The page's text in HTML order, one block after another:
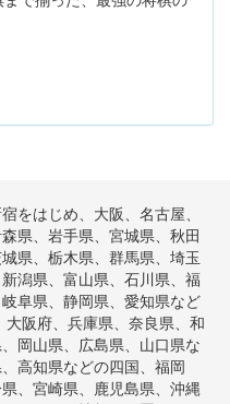
をはじめ、大阪、名古屋、
県、岩手県、宮城県、秋田
県、栃木県、群馬県、埼玉
潟県、富山県、石川県、福
阜県、静岡県、愛知県など
阪府、兵庫県、奈良県、和
岡山県、広島県、山口県な
高知県などの四国、福岡
、宮崎県、鹿児島県、沖縄